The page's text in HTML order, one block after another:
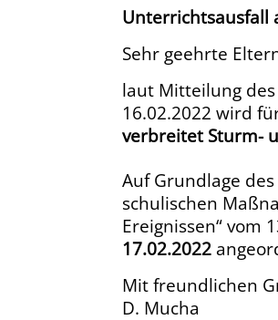
Unterrichtsausfall
Sehr geehrte
laut Mitteilung
16.02.2022 wird
verbreitet Sturm-
Auf Grundlage
schulischen
Ereignissen“ vom
17.02.2022
Mit freundlichen
D. Mucha